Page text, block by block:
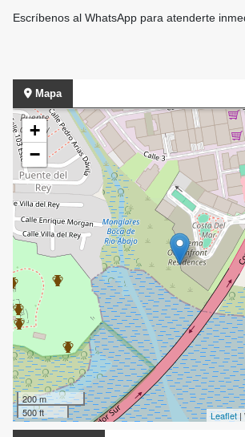
Escríbenos al WhatsApp para atenderte
Mapa
+
−
200 m
500 ft
Leaflet|